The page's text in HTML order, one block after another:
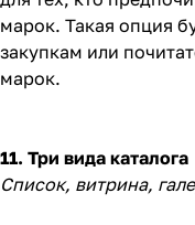
марок. Такая опция
закупкам или
марок.
11. Три вида каталога
Список, витрина,